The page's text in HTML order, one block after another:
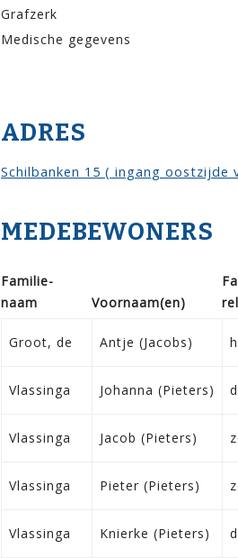
Grafzerk
Medische gegevens
ADRES
Schilbanken 15 ( ingang oostzijde
MEDEBEWONERS
Familie­
naam
Voor­naam(en)
Groot, de Antje (Jacobs)
Vlassinga Johanna (Pieters)
Vlassinga Jacob (Pieters)
Vlassinga Pieter (Pieters)
Vlassinga Knierke (Pieters)